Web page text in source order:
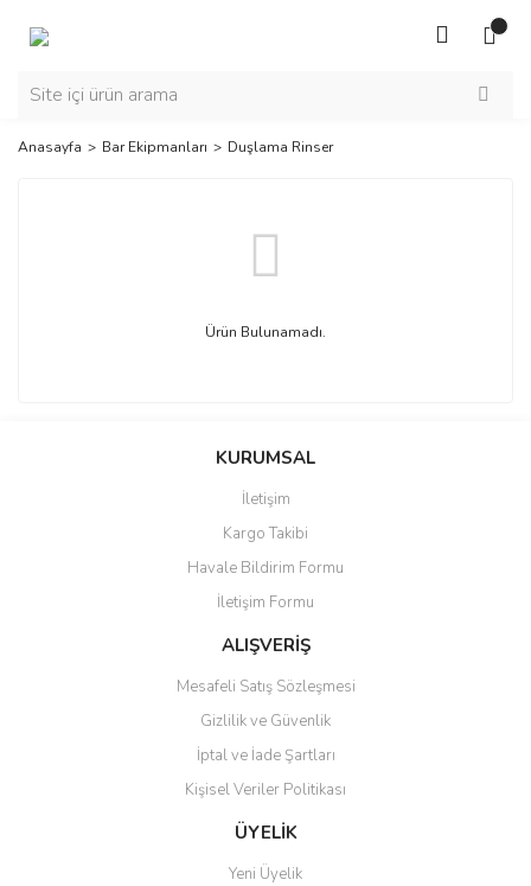
Anasayfa Bar Ekipmanları Duşlama Rinser
Ürün Bulunamadı.
KURUMSAL
İletişim
Kargo Takibi
Havale Bildirim Formu
İletişim Formu
ALIŞVERİŞ
Mesafeli Satış Sözleşmesi
Gizlilik ve Güvenlik
İptal ve İade Şartları
Kişisel Veriler Politikası
ÜYELİK
Yeni Üyelik